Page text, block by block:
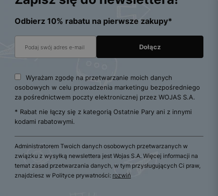
Odbierz 10% rabatu na pierwsze zakupy*
Wyrażam zgodę na przetwarzanie moich danych
osobowych w celu prowadzenia marketingu bezpośredniego
za pośrednictwem poczty elektronicznej przez WOJAS S.A.
* Rabat nie łączy się z kategorią Ostatnie Pary ani z innymi
kodami rabatowymi.
Administratorem Twoich danych osobowych przetwarzanych w
związku z wysyłką newslettera jest Wojas S.A. Więcej informacji na
temat zasad przetwarzania danych, w tym przysługujących Ci praw,
znajdziesz w Polityce prywatności: rozwiń